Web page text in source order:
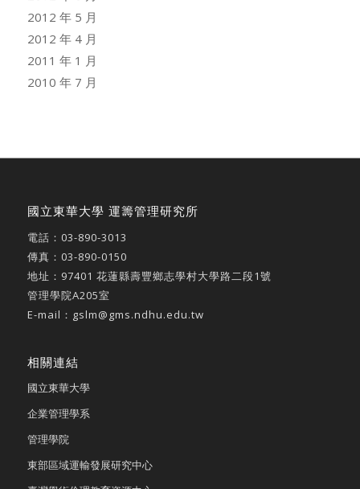
2012 年 5 月
2012 年 4 月
2011 年 1 月
2010 年 7 月
國立東華大學 運籌管理研究所
電話： 03-890-3013
傳真：03-890-0150
地址： 97401 花蓮縣壽豐鄉志學村大學路二段1號
管理學院A205室
E-mail： gslm@gms.ndhu.edu.tw
相關連結
國立東華大學
企業管理學系
管理學院
東部區域運輸發展研究中心